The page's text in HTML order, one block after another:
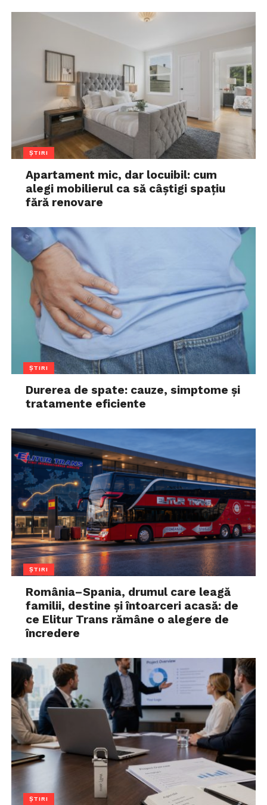
ȘTIRI
Apartament mic, dar locuibil: cum
alegi mobilierul ca să câștigi spațiu
fără renovare
ȘTIRI
Durerea de spate: cauze, simptome și
tratamente eficiente
ȘTIRI
România–Spania, drumul care leagă
familii, destine și întoarceri acasă: de
ce Elitur Trans rămâne o alegere de
încredere
ȘTIRI